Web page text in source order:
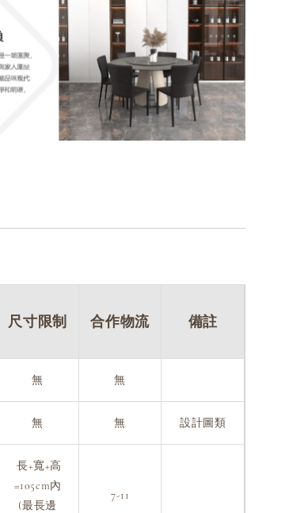
尺寸限制 合作物流 備註
無 無
無 無 設計圖類
長+寬+高
=105cm內
(最長邊
7-11